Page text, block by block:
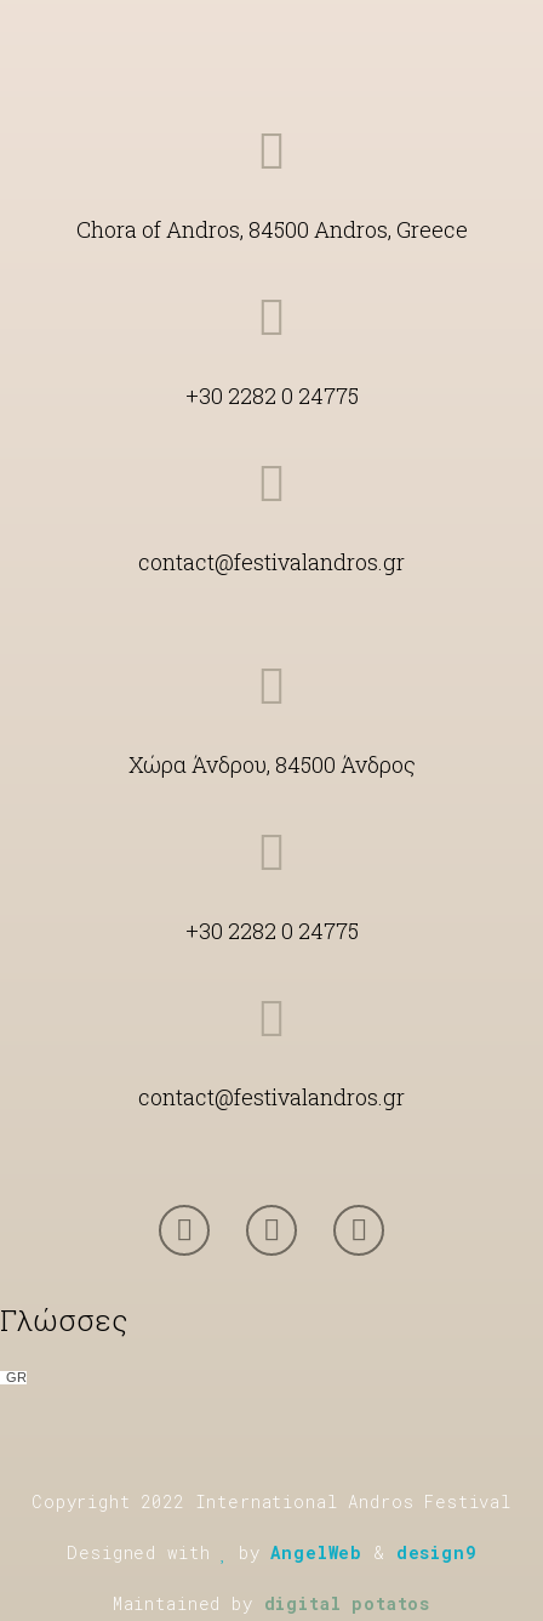
Chora of Andros, 84500 Andros, Greece
+30 2282 0 24775
contact@festivalandros.gr
Χώρα Άνδρου, 84500 Άνδρος
+30 2282 0 24775
contact@festivalandros.gr
Γλώσσες
GR
Copyright 2022 International Andros Festival
Designed with byAngelWeb & design9
Maintained by digital potatos